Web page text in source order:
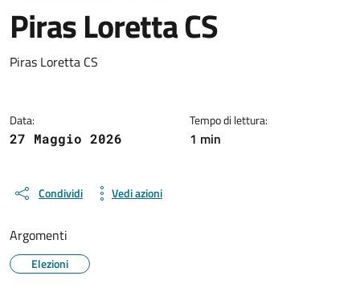
Piras Loretta CS
Dettagli del documento
Piras Loretta CS
Data:
27 Maggio 2026
Tempo di lettura:
1 min
Condividi Vedi azioni
Argomenti
Elezioni